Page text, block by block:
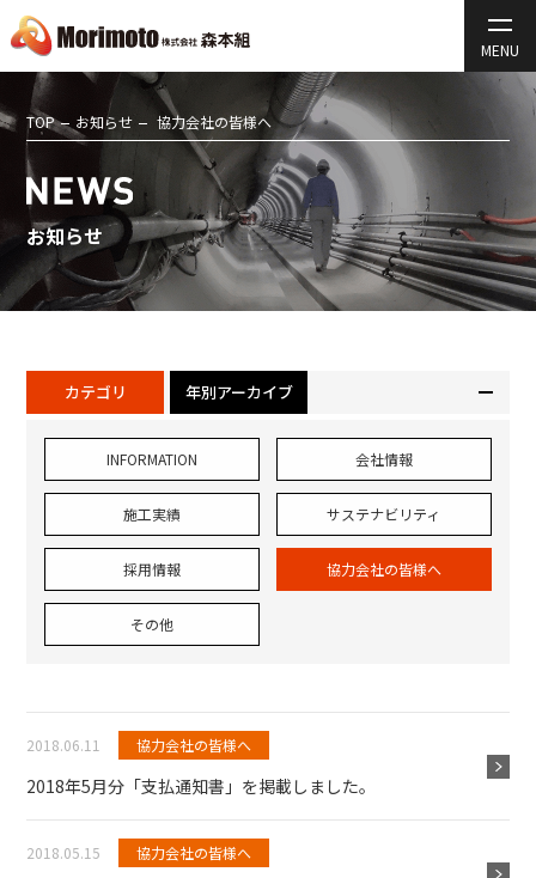
TOP お知らせ 協力会社の皆様へ
お知らせ
カテゴリ 年別アーカイブ
INFORMATION 会社情報
施工実績 サステナビリティ
採用情報 協力会社の皆様へ
その他
2018.06.11 協力会社の皆様へ
2018年5月分「支払通知書」を掲載しました。
2018.05.15 協力会社の皆様へ